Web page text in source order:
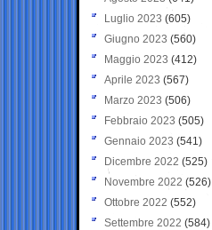
Luglio 2023 (605)
Giugno 2023 (560)
Maggio 2023 (412)
Aprile 2023 (567)
Marzo 2023 (506)
Febbraio 2023 (505)
Gennaio 2023 (541)
Dicembre 2022 (525)
Novembre 2022 (526)
Ottobre 2022 (552)
Settembre 2022 (584)